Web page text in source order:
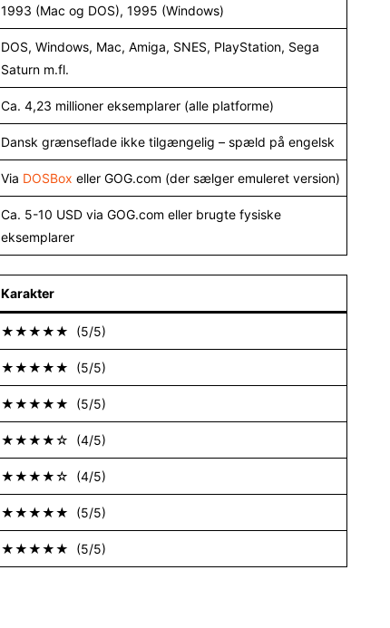
1993 (Mac og DOS), 1995 (Windows)
DOS, Windows, Mac, Amiga, SNES, PlayStation, Sega
Saturn m.fl.
Ca. 4,23 millioner eksemplarer (alle platforme)
Dansk grænseflade ikke tilgængelig – spæld på engelsk
Via DOSBox eller GOG.com (der sælger emuleret version)
Ca. 5-10 USD via GOG.com eller brugte fysiske
eksemplarer
Karakter
★★★★★ (5/5)
★★★★★ (5/5)
★★★★★ (5/5)
★★★★☆ (4/5)
★★★★☆ (4/5)
★★★★★ (5/5)
★★★★★ (5/5)